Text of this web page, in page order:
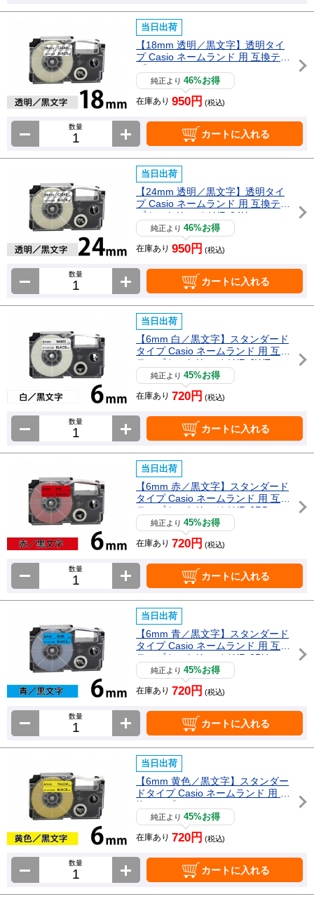
当日出荷
【18mm 透明／黒文字】透明タイ
プ Casio ネームランド 用 互換テー
プカートリッジ / XR-18X
純正より46%お得
在庫あり 950円 (税込)
数量
カートに入れる
当日出荷
【24mm 透明／黒文字】透明タイ
プ Casio ネームランド 用 互換テー
プカートリッジ / XR-24X
純正より46%お得
在庫あり 950円 (税込)
数量
カートに入れる
当日出荷
【6mm 白／黒文字】スタンダード
タイプ Casio ネームランド 用 互換
テープカートリッジ / XR-6WE
純正より45%お得
在庫あり 720円 (税込)
数量
カートに入れる
当日出荷
【6mm 赤／黒文字】スタンダード
タイプ Casio ネームランド 用 互換
テープカートリッジ / XR-6RD
純正より45%お得
在庫あり 720円 (税込)
数量
カートに入れる
当日出荷
【6mm 青／黒文字】スタンダード
タイプ Casio ネームランド 用 互換
テープカートリッジ / XR-6BU
純正より45%お得
在庫あり 720円 (税込)
数量
カートに入れる
当日出荷
【6mm 黄色／黒文字】スタンダー
ドタイプ Casio ネームランド 用 互
換テープカートリッジ / XR-6YW
純正より45%お得
在庫あり 720円 (税込)
数量
カートに入れる